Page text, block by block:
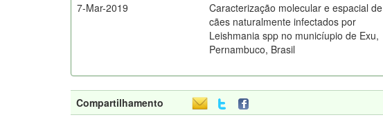
7-Mar-2019
Caracterização molecular e espacial de
cães naturalmente infectados por
Leishmania spp no municíupio de Exu,
Pernambuco, Brasil
Compartilhamento